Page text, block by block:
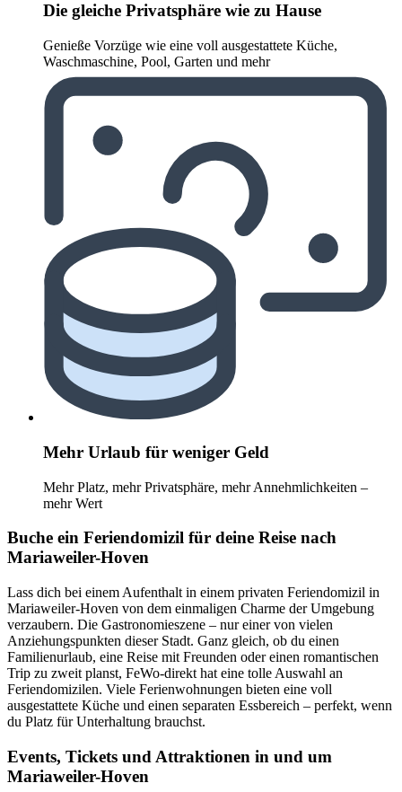
Die gleiche Privatsphäre wie zu Hause
Genieße Vorzüge wie eine voll ausgestattete Küche,
Waschmaschine, Pool, Garten und mehr
Mehr Urlaub für weniger Geld
Mehr Platz, mehr Privatsphäre, mehr Annehmlichkeiten –
mehr Wert
Buche ein Feriendomizil für deine Reise nach
Mariaweiler-Hoven
Lass dich bei einem Aufenthalt in einem privaten Feriendomizil in
Mariaweiler-Hoven von dem einmaligen Charme der Umgebung
verzaubern. Die Gastronomieszene – nur einer von vielen
Anziehungspunkten dieser Stadt. Ganz gleich, ob du einen
Familienurlaub, eine Reise mit Freunden oder einen romantischen
Trip zu zweit planst, FeWo-direkt hat eine tolle Auswahl an
Feriendomizilen. Viele Ferienwohnungen bieten eine voll
ausgestattete Küche und einen separaten Essbereich – perfekt, wenn
du Platz für Unterhaltung brauchst.
Events, Tickets und Attraktionen in und um
Mariaweiler-Hoven